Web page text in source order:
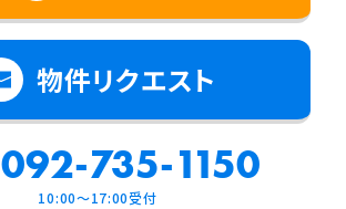
物件リクエスト
092-735-1150
10:00～17:00受付